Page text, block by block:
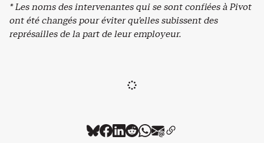
* Les noms des intervenantes qui se sont confiées à Pivot
ont été changés pour éviter qu’elles subissent des
représailles de la part de leur employeur.